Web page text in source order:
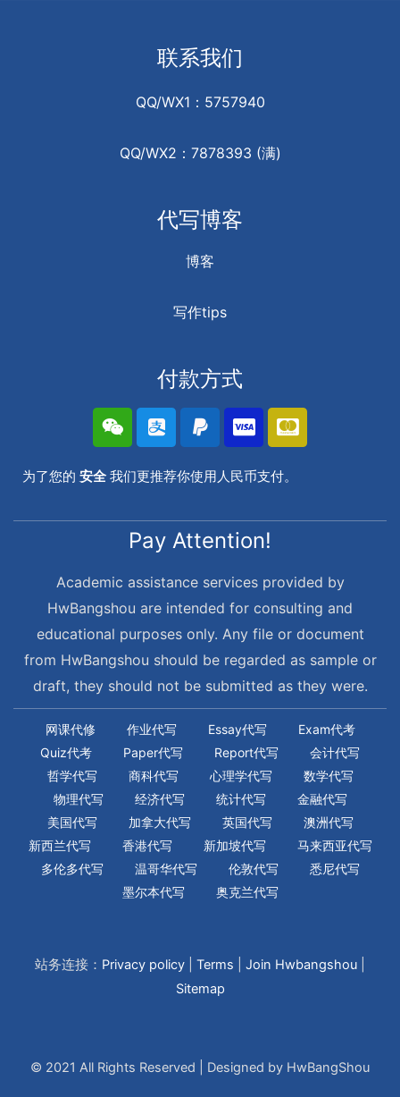
联系我们
QQ/WX1：5757940
QQ/WX2：7878393 (满)
代写博客
博客
写作tips
付款方式
为了您的 安全 我们更推荐你使用人民币支付。
Pay Attention!
Academic assistance services provided by
HwBangshou are intended for consulting and
educational purposes only. Any file or document
from HwBangshou should be regarded as sample or
draft, they should not be submitted as they were.
网课代修 作业代写 Essay代写
Exam代考
Quiz代考
Paper代写 Report代写
会计代写
哲学代写
商科代写 心理学代写
数学代写
物理代写
经济代写 统计代写
金融代写
美国代写
加拿大代写 英国代写
澳洲代写
新西兰代写
香港代写 新加坡代写
马来西亚代写
多伦多代写
温哥华代写 伦敦代写
悉尼代写
墨尔本代写
奥克兰代写
© 2021 All Rights Reserved | Designed by HwBangShou
站务连接： Privacy policy Terms Join Hwbangshou
Sitemap